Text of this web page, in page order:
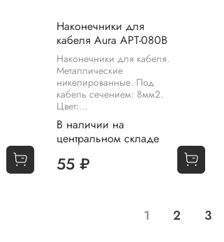
Наконечники для
кабеля Aura APT-080B
В наличии на
центральном складе
Наконечники для кабеля.
Металлические
никелированные. Под
кабель сечением: 8мм2.
Цвет:...
55 ₽
1 2 3